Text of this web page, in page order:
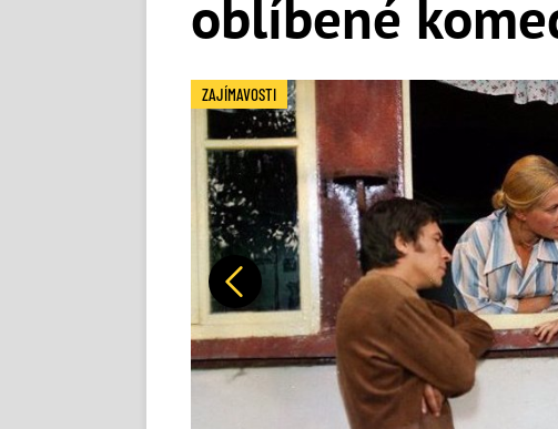
oblíbené
Předchozí
ZAJÍMAVOSTI